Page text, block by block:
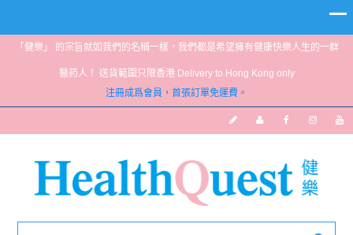
「健樂」 的宗旨就如我們的名稱一樣，我們都是希望擁有健康快樂人生的一群
醫葯人！ 送貨範圍只限香港 Delivery to Hong Kong only
注冊成爲會員，首張訂單免運費。